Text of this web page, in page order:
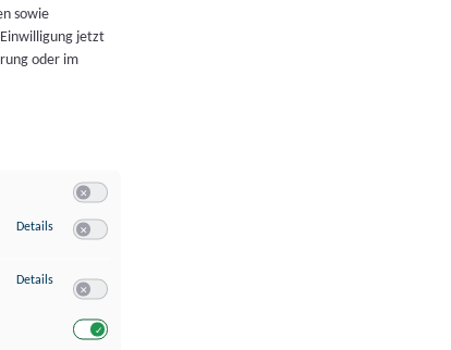
sowie
jetzt
oder im
Details zu Speichern von oder Zugriff auf Informationen auf einem Endgerät
Details zu Verwendung reduzierter Daten zur Auswahl von Werbeanzeigen